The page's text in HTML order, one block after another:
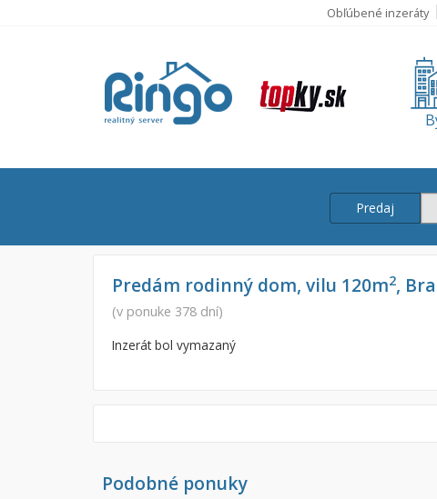
Obľúbené inzeráty
Predaj
Predaj
Prenájom
Dvojgarsónky
Predám rodinný dom, vilu 120m2,
(v ponuke 378 dní)
Inzerát bol vymazaný
Podobné ponuky